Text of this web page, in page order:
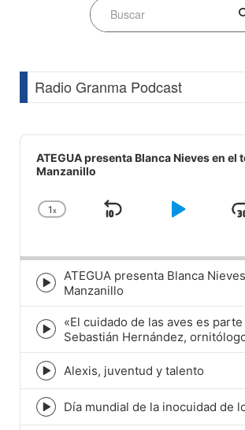
Radio Granma Podcast
Audio
Player
ATEGUA presenta Blanca Nieves en el
Manzanillo
Change
1x
Skip
Play
Episode
play
icon
ATEGUA presenta Blanca
Manzanillo
Episode
play
icon
«El cuidado de las aves es
Sebastián Hernández,
Episode
play
icon
Alexis, juventud y talento
Episode
Día mundial de la inocuidad de